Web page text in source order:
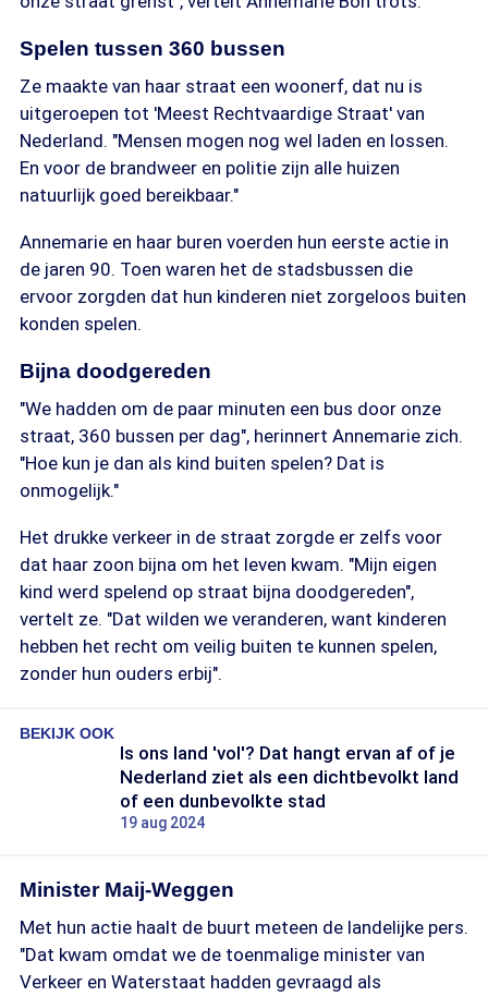
Spelen tussen 360 bussen
Ze maakte van haar straat een woonerf, dat nu is
uitgeroepen tot 'Meest Rechtvaardige Straat' van
Nederland. "Mensen mogen nog wel laden en lossen.
En voor de brandweer en politie zijn alle huizen
natuurlijk goed bereikbaar."
Annemarie en haar buren voerden hun eerste actie in
de jaren 90. Toen waren het de stadsbussen die
ervoor zorgden dat hun kinderen niet zorgeloos buiten
konden spelen.
Bijna doodgereden
"We hadden om de paar minuten een bus door onze
straat, 360 bussen per dag", herinnert Annemarie zich.
"Hoe kun je dan als kind buiten spelen? Dat is
onmogelijk."
Het drukke verkeer in de straat zorgde er zelfs voor
dat haar zoon bijna om het leven kwam. "Mijn eigen
kind werd spelend op straat bijna doodgereden",
vertelt ze. "Dat wilden we veranderen, want kinderen
hebben het recht om veilig buiten te kunnen spelen,
zonder hun ouders erbij".
BEKIJK OOK
Is ons land 'vol'? Dat hangt ervan af of je
Nederland ziet als een dichtbevolkt land
of een dunbevolkte stad
19 aug 2024
Minister Maij-Weggen
Met hun actie haalt de buurt meteen de landelijke pers.
"Dat kwam omdat we de toenmalige minister van
Verkeer en Waterstaat hadden gevraagd als